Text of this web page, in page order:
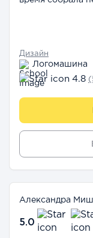
Дизайн
Логомашина
4.8
Александра
5.0